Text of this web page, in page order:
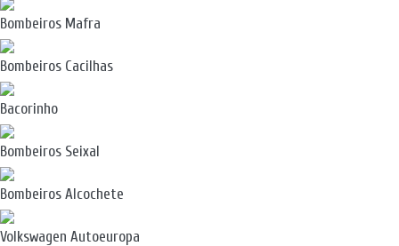
Bombeiros Mafra
Bombeiros Cacilhas
Bacorinho
Bombeiros Seixal
Bombeiros Alcochete
Volkswagen Autoeuropa